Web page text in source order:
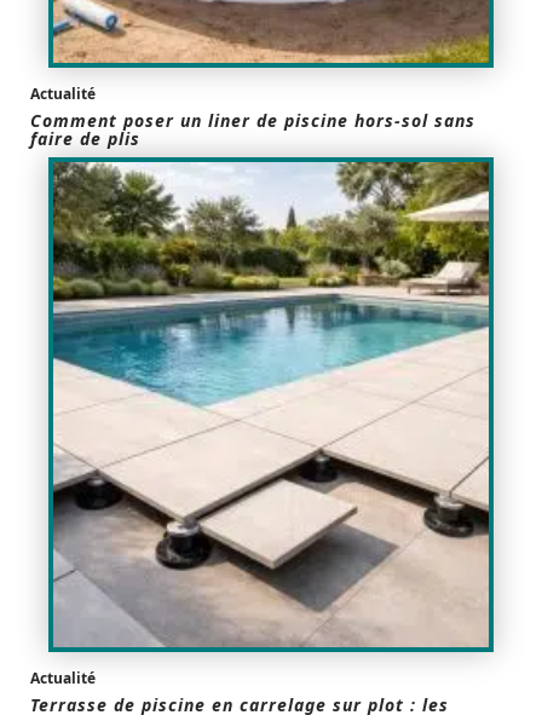
Actualité
Comment poser un liner de piscine hors-sol sans
faire de plis
Actualité
Terrasse de piscine en carrelage sur plot : les